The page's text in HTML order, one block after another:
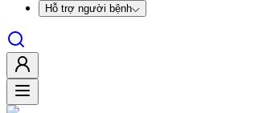
Hỗ trợ người bệnh